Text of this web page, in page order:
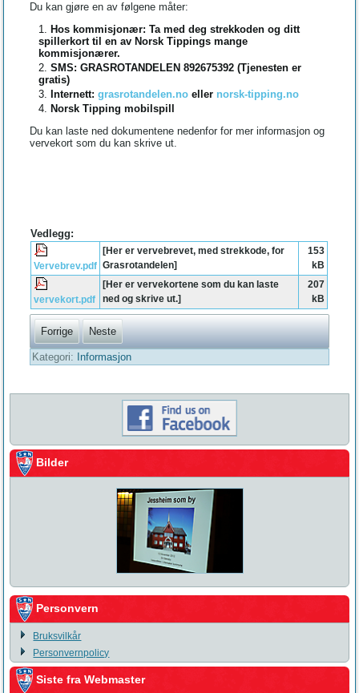
Du kan gjøre en av følgene måter:
Hos kommisjonær: Ta med deg strekkoden og ditt
spillerkort til en av Norsk Tippings mange
kommisjonærer.
SMS: GRASROTANDELEN 892675392 (Tjenesten er
gratis)
Internett:grasrotandelen.no eller norsk-tipping.no
Norsk Tipping mobilspill
Du kan laste ned dokumentene nedenfor for mer informasjon og
vervekort som du kan skrive ut.
Vedlegg:
Vervebrev.pdf
[Her er vervebrevet, med strekkode, for
Grasrotandelen]
153
kB
vervekort.pdf
[Her er vervekortene som du kan laste
ned og skrive ut.]
207
kB
Forrige Neste
Kategori: Informasjon
Bilder
Personvern
Bruksvilkår
Personvernpolicy
Siste fra Webmaster